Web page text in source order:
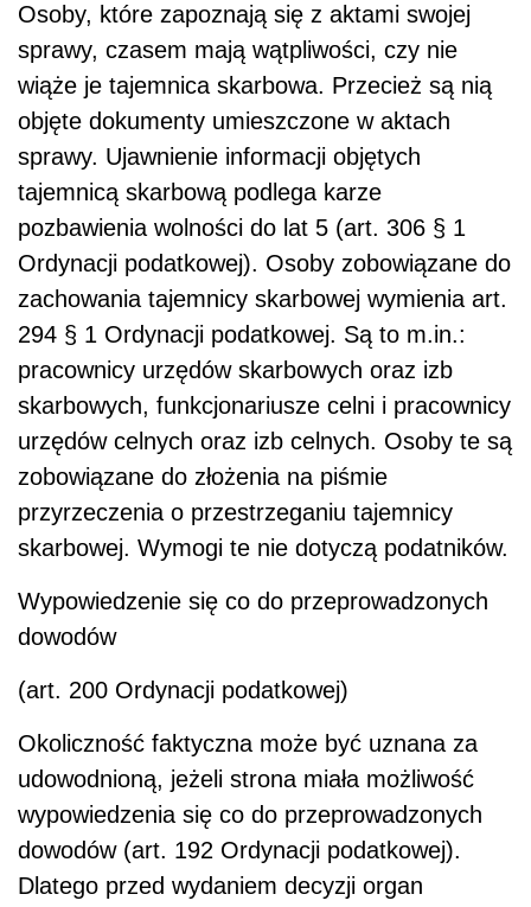
Osoby, które zapoznają się z aktami swojej
sprawy, czasem mają wątpliwości, czy nie
wiąże je tajemnica skarbowa. Przecież są nią
objęte dokumenty umieszczone w aktach
sprawy. Ujawnienie informacji objętych
tajemnicą skarbową podlega karze
pozbawienia wolności do lat 5 (art. 306 § 1
Ordynacji podatkowej). Osoby zobowiązane do
zachowania tajemnicy skarbowej wymienia art.
294 § 1 Ordynacji podatkowej. Są to m.in.:
pracownicy urzędów skarbowych oraz izb
skarbowych, funkcjonariusze celni i pracownicy
urzędów celnych oraz izb celnych. Osoby te są
zobowiązane do złożenia na piśmie
przyrzeczenia o przestrzeganiu tajemnicy
skarbowej. Wymogi te nie dotyczą podatników.
Wypowiedzenie się co do przeprowadzonych
dowodów
(art. 200 Ordynacji podatkowej)
Okoliczność faktyczna może być uznana za
udowodnioną, jeżeli strona miała możliwość
wypowiedzenia się co do przeprowadzonych
dowodów (art. 192 Ordynacji podatkowej).
Dlatego przed wydaniem decyzji organ